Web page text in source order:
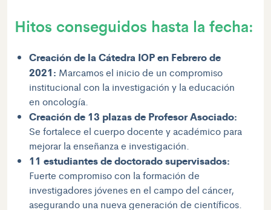
Hitos conseguidos hasta la fecha:
Creación de la Cátedra IOP en Febrero de
2021: Marcamos el inicio de un compromiso
institucional con la investigación y la educación
en oncología.
Creación de 13 plazas de Profesor Asociado:
Se fortalece el cuerpo docente y académico para
mejorar la enseñanza e investigación.
11 estudiantes de doctorado supervisados:
Fuerte compromiso con la formación de
investigadores jóvenes en el campo del cáncer,
asegurando una nueva generación de científicos.